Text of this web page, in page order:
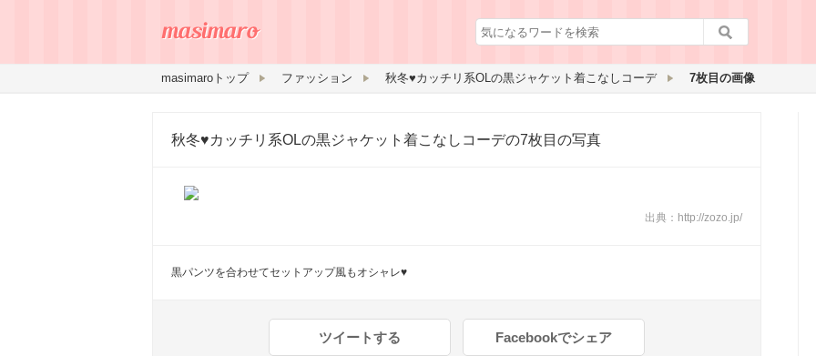
masimaroトップ ファッション 秋冬♥カッチリ系OLの黒ジャケット着こなしコーデ 7枚目の画像
秋冬♥カッチリ系OLの黒ジャケット着こなしコーデの7枚目の写真
出典： http://zozo.jp/
黒パンツを合わせてセットアップ風もオシャレ♥
ツイートする Facebookでシェア